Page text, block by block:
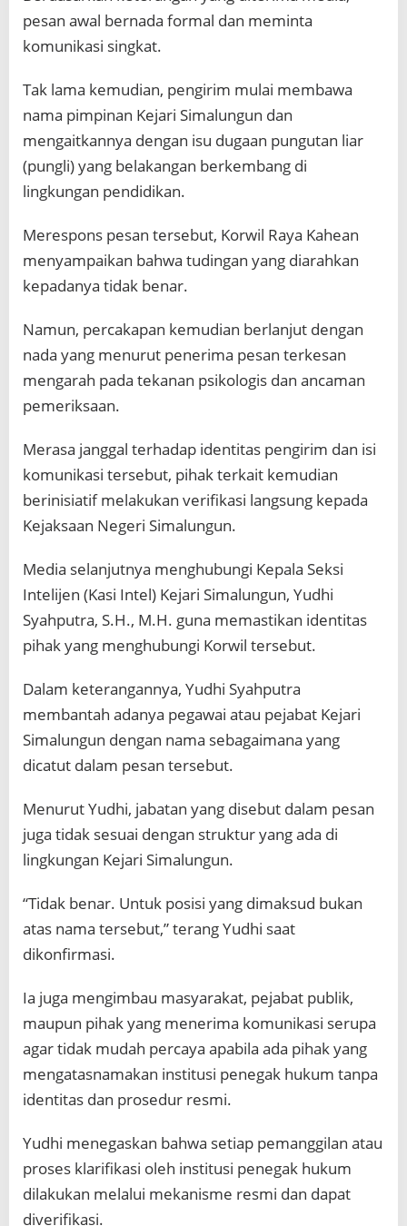
pesan awal bernada formal dan meminta
komunikasi singkat.
Tak lama kemudian, pengirim mulai membawa
nama pimpinan Kejari Simalungun dan
mengaitkannya dengan isu dugaan pungutan liar
(pungli) yang belakangan berkembang di
lingkungan pendidikan.
Merespons pesan tersebut, Korwil Raya Kahean
menyampaikan bahwa tudingan yang diarahkan
kepadanya tidak benar.
Namun, percakapan kemudian berlanjut dengan
nada yang menurut penerima pesan terkesan
mengarah pada tekanan psikologis dan ancaman
pemeriksaan.
Merasa janggal terhadap identitas pengirim dan isi
komunikasi tersebut, pihak terkait kemudian
berinisiatif melakukan verifikasi langsung kepada
Kejaksaan Negeri Simalungun.
Media selanjutnya menghubungi Kepala Seksi
Intelijen (Kasi Intel) Kejari Simalungun, Yudhi
Syahputra, S.H., M.H. guna memastikan identitas
pihak yang menghubungi Korwil tersebut.
Dalam keterangannya, Yudhi Syahputra
membantah adanya pegawai atau pejabat Kejari
Simalungun dengan nama sebagaimana yang
dicatut dalam pesan tersebut.
Menurut Yudhi, jabatan yang disebut dalam pesan
juga tidak sesuai dengan struktur yang ada di
lingkungan Kejari Simalungun.
“Tidak benar. Untuk posisi yang dimaksud bukan
atas nama tersebut,” terang Yudhi saat
dikonfirmasi.
Ia juga mengimbau masyarakat, pejabat publik,
maupun pihak yang menerima komunikasi serupa
agar tidak mudah percaya apabila ada pihak yang
mengatasnamakan institusi penegak hukum tanpa
identitas dan prosedur resmi.
Yudhi menegaskan bahwa setiap pemanggilan atau
proses klarifikasi oleh institusi penegak hukum
dilakukan melalui mekanisme resmi dan dapat
diverifikasi.